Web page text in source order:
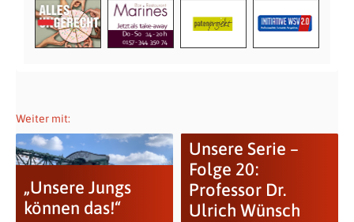
Weiter mit:
„Unsere Jungs
können das!“
Unsere Serie –
Folge 20:
Professor Dr.
Ulrich Wünsch